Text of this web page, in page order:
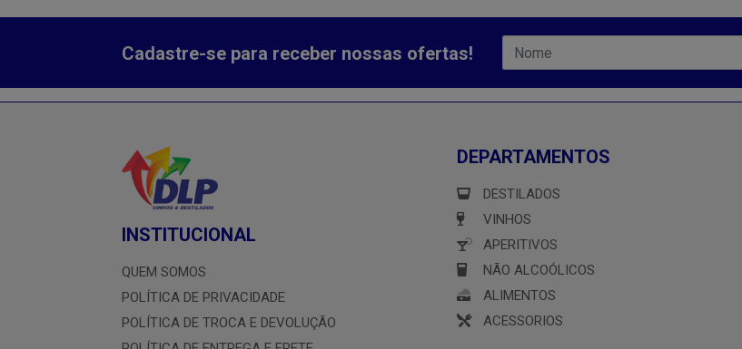
Cadastre-se para receber nossas ofertas!
INSTITUCIONAL
QUEM SOMOS
POLÍTICA DE PRIVACIDADE
POLÍTICA DE TROCA E DEVOLUÇÃO
DEPARTAMENTOS
DESTILADOS
VINHOS
APERITIVOS
NÃO ALCOÓLICOS
ALIMENTOS
ACESSORIOS